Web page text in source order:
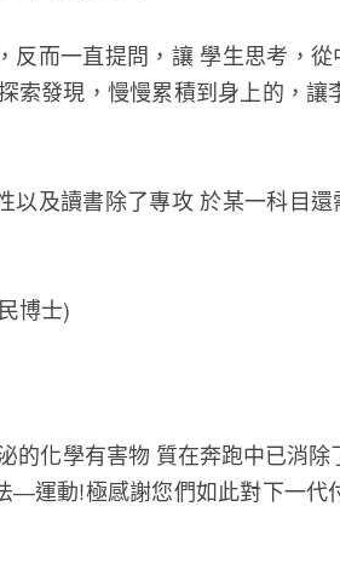
而一直提問，讓 學生思考，
索發現，慢慢累積到身上的，讓
及讀書除了專攻 於某一科目
博士)
化學有害物 質在奔跑中已消
運動!極感謝您們如此對下一代